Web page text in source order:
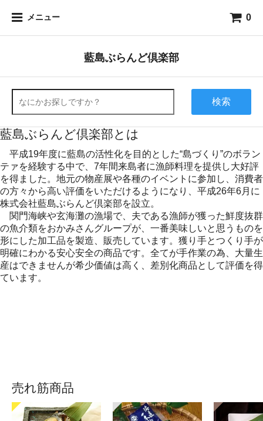
メニュー 0
藍島ぶらんど倶楽部
検索
藍島ぶらんど倶楽部とは
平成19年度に藍島の活性化を目的とした“島づくり”のボラン
テァを経験する中で、7年間来島者に漁師料理を提供し大好評
を得ました。地元の物産展や各種のイベントに参加し、消費者
の方々から高い評価をいただけるようになり、平成26年6月に
株式会社藍島ぶらんど倶楽部を設立。
関門海峡や玄海灘の漁場で、夫である漁師が獲った鮮度抜群
の魚介類をおかみさんグループが、一番美味しいと思うものを
形にした加工品を製造、販売しています。獲り手とつくり手が
明確にわかる安心安全の商品です。全てが手作業の為、大量生
産はできませんが希少価値は高く、差別化商品として評価を得
ています。
売れ筋商品